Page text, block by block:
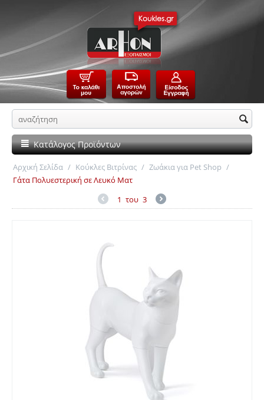
Κατάλογος Προϊόντων
Αρχική Σελίδα / Κούκλες Βιτρίνας / Ζωάκια για Pet Shop /
Γάτα Πολυεστερική σε Λευκό Ματ
1 του 3